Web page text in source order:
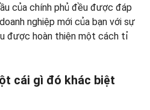
của chính phủ đều được đáp
nghiệp mới của bạn với sự
được hoàn thiện một cách tỉ
cái gì đó khác biệt